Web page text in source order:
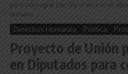
para consagrar por ley el acceso al
humano
Derechos Humanos Política
Proyecto de Unión
en Diputados para